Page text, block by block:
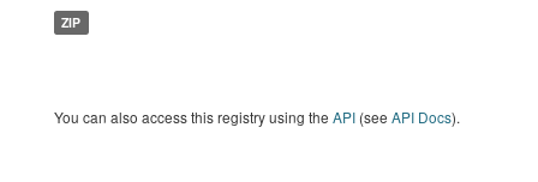
ZIP
You can also access this registry using the API (see API Docs).